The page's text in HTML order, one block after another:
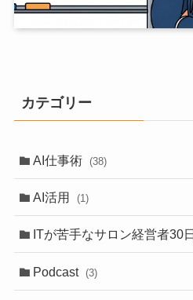
カテゴリー
AI仕事術 (38)
AI活用 (1)
ITが苦手なサロン経営者30
Podcast (3)